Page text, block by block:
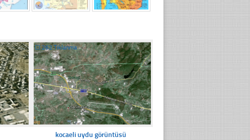
☐262 Tıklanma
kocaeli uydu görüntüsü